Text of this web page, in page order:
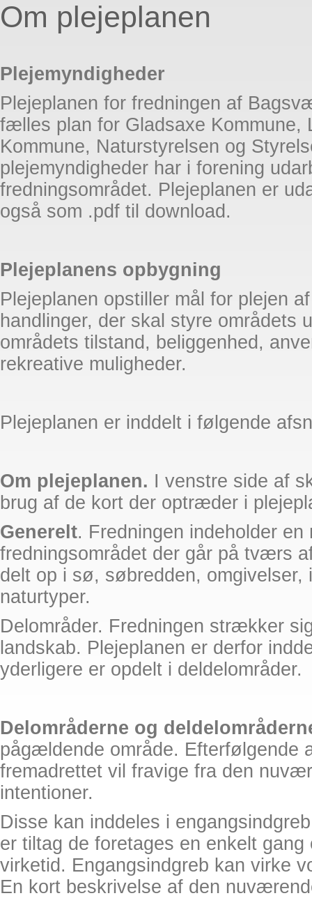
Om plejeplanen
Plejemyndigheder
Plejeplanen for fredningen af
fælles plan for Gladsaxe Kommune,
Kommune, Naturstyrelsen og
plejemyndigheder har i forening
fredningsområdet. Plejeplanen er
også som .pdf til download.
Plejeplanens opbygning
Plejeplanen opstiller mål for plejen
handlinger, der skal styre områdets
områdets tilstand, beliggenhed,
rekreative muligheder.
Plejeplanen er inddelt i følgende
Om plejeplanen. I venstre side af
brug af de kort der optræder i
Generelt. Fredningen indeholder
fredningsområdet der går på tværs
delt op i sø, søbredden,
naturtyper.
Delområder. Fredningen strækker
landskab. Plejeplanen er derfor
yderligere er opdelt i deldelområder.
Delområderne og
pågældende område. Efterfølgende
fremadrettet vil fravige fra den
intentioner.
Disse kan inddeles i
er tiltag de foretages en enkelt
virketid. Engangsindgreb kan virke
En kort beskrivelse af den